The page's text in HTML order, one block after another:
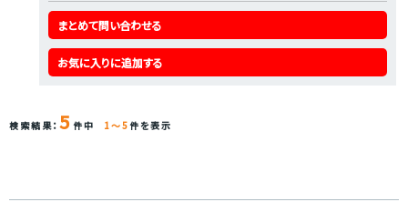
まとめて問い合わせる
お気に入りに追加する
検索結果： 5 件中 1～5件を表示